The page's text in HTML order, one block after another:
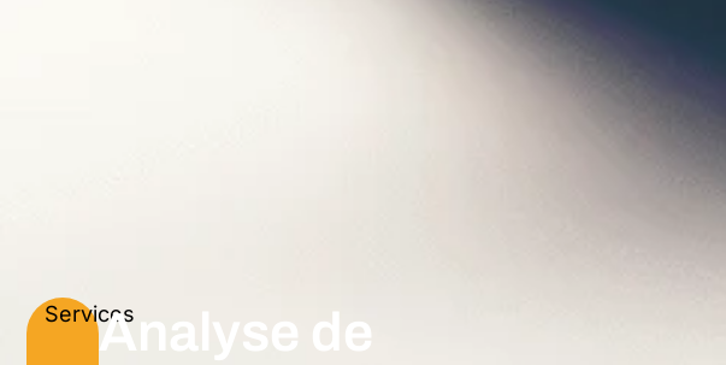
ServicesAnalyse de